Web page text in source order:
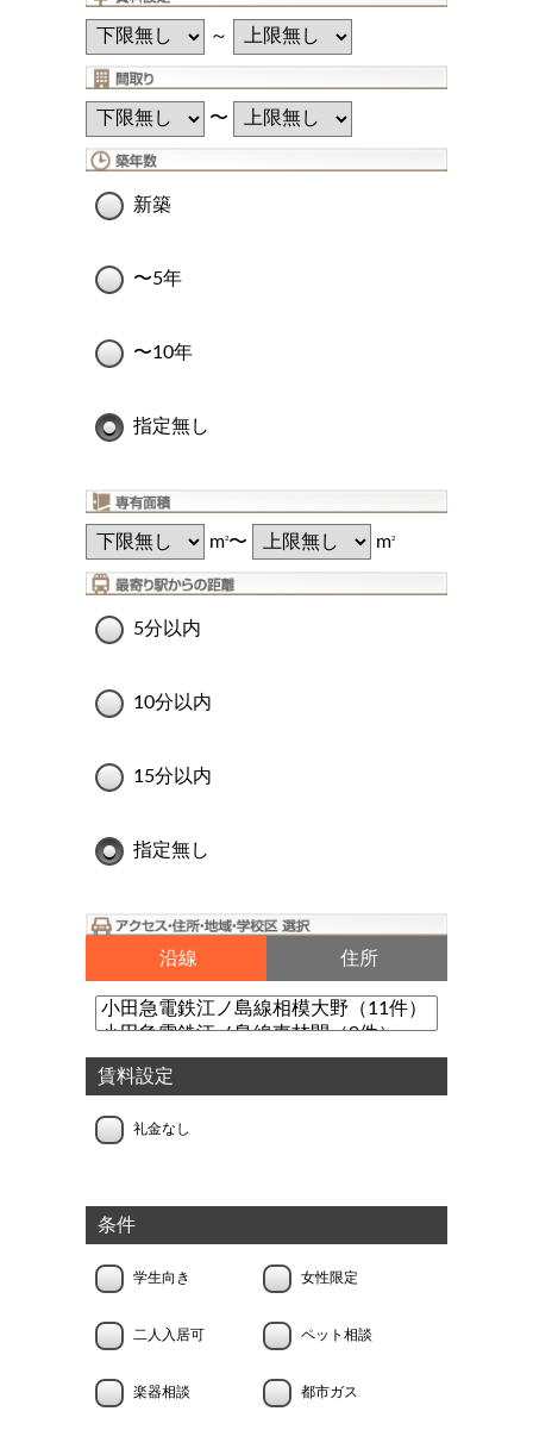
～
〜
新築
〜5年
〜10年
指定無し
m2〜 m2
5分以内
10分以内
15分以内
指定無し
沿線 住所
賃料設定
礼金なし
条件
学生向き 女性限定
二人入居可 ペット相談
楽器相談 都市ガス